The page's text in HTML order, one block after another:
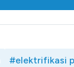
#elektrifikasi